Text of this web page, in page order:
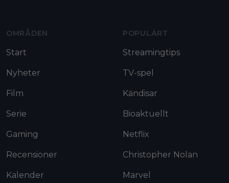
OMRÅDEN
Start
Nyheter
Film
Serie
Gaming
Recensioner
Kalender
POPULÄRT
Streamingtips
TV-spel
Kändisar
Bioaktuellt
Netflix
Christopher Nolan
Marvel